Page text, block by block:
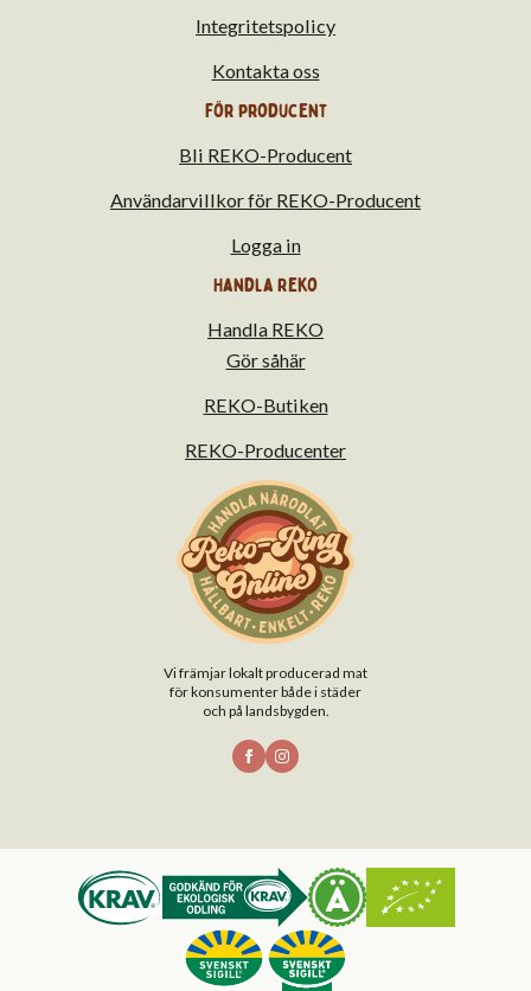
Vi främjar lokalt producerad mat
för konsumenter både i städer
och på landsbygden.
Handla Reko
Handla REKO
Gör såhär
REKO-Butiken
REKO-Producenter
För producent
Bli REKO-Producent
Användarvillkor för REKO-Producent
Logga in
Integritetspolicy
Kontakta oss